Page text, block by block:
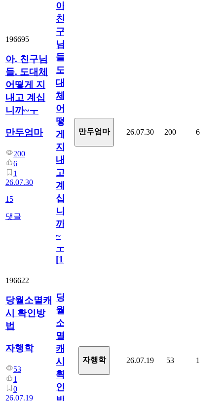
196695
아. 친구님
들. 도대체
어떻게 지
내고 계십
니까~ㅜ
만두엄마
200
6
1
26.07.30
15
댓글
아.
친
구
님
들.
도
대
체
어
떻
게
지
내
고
계
십
니
까
~
ㅜ
[15
만두엄마 26.07.30 200 6
196622
당월소멸캐
시 확인방
법
자행학
53
1
0
26.07.19
당
월
소
멸
캐
시
확
인
자행학 26.07.19 53 1